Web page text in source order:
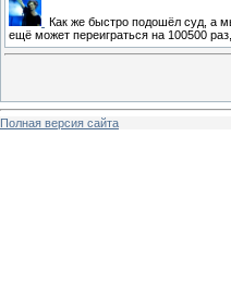
Как же быстро подошёл суд, а
ещё может переиграться на 100500
Полная версия сайта